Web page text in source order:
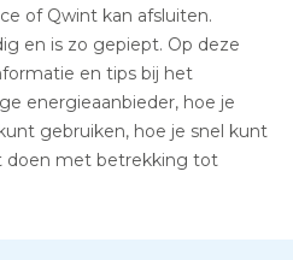
of Qwint kan afsluiten.
en is zo gepiept. Op deze
en tips bij het
energieaanbieder, hoe je
gebruiken, hoe je snel kunt
doen met betrekking tot